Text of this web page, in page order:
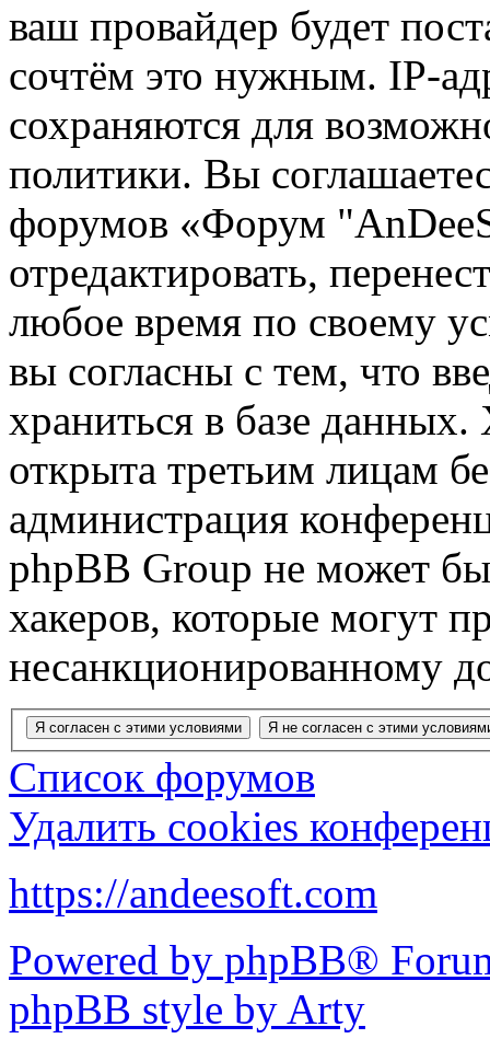
ваш провайдер будет
сочтём это нужным. IP-
сохраняются для
политики. Вы
форумов «Форум
отредактировать,
любое время по своему
вы согласны с тем, что
храниться в базе
открыта третьим лицам
администрация
phpBB Group не может
хакеров, которые могут
несанкционированному
Список форумов
Удалить cookies
https://andeesoft.com
Powered by phpBB®
phpBB style by Arty